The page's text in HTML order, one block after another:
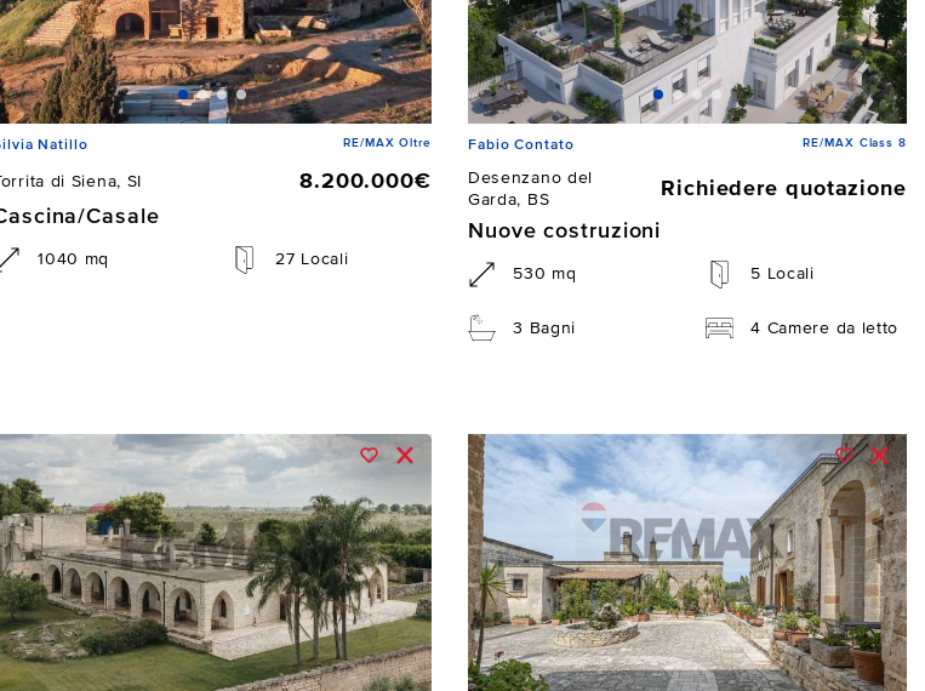
Natillo RE/MAX Oltre
di Siena, SI
8.200.000€
Casale
1040 mq 27 Locali
Fabio Contato RE/MAX Class 8
Desenzano del
Garda, BS
Richiedere quotazione
Nuove costruzioni
530 mq 5 Locali
3 Bagni 4 Camere da letto